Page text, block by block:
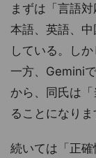
まずは「言語
本語、英語、
している。し
一方、Gemini
から、同氏は
ることになりま
続いては「正